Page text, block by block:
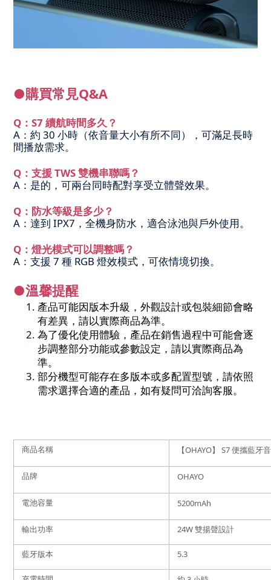
●購買常見Q&A
Q：S7 續航時間多久？
A：約 30 小時（依音量大小有所不同），可滿足長時
間播放需求。
Q：支援 TWS 雙機串聯嗎？
A：是的，可兩台同時配對享受立體聲效果。
Q：防水等級是多少？
A：達到 IPX7，全機身防水，適合泳池與戶外使用。
Q：燈光模式可以調整嗎？
A：支援 7 種 RGB 燈效模式，可依情境切換。
●溫馨提醒
產品可能因版本升級，外觀設計或包裝細節會略
有差異，請以實際商品為準。
為了優化使用體驗，產品在銷售過程中可能會逐
步調整部分功能或參數設定，請以實際商品為
準。
部分機型可能存在多版本或多配置型號，請依照
需求選擇合適的產品，如有疑問可洽詢客服。
商品名稱 【OHAYO】 S7 便攜藍
品牌 OHAYO
電池容量 5200mAh
輸出功率 24W 雙揚聲設計
藍牙版本 5.3